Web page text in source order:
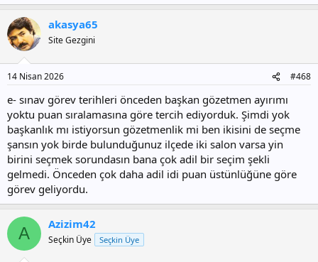
akasya65
Site Gezgini
14 Nisan 2026 #468
e- sınav görev terihleri önceden başkan gözetmen ayırımı
yoktu puan sıralamasına göre tercih ediyorduk. Şimdi yok
başkanlık mı istiyorsun gözetmenlik mi ben ikisini de seçme
şansın yok birde bulunduğunuz ilçede iki salon varsa yin
birini seçmek sorundasın bana çok adil bir seçim şekli
gelmedi. Önceden çok daha adil idi puan üstünlüğüne göre
görev geliyordu.
A Azizim42
Seçkin Üye Seçkin Üye